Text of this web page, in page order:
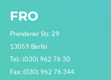
FRO
Prendener Str. 29
13059 Berlin
Tel.: (030) 962 76 30
Fax: (030) 962 76 344